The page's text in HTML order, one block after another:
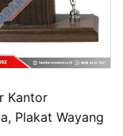
Kantor
Plakat Wayang